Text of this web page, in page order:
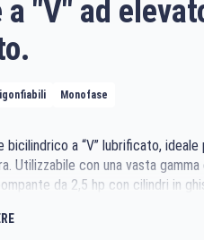
"V" ad
Monofase
bicilindrico a “V” lubrificato, ideale
Utilizzabile con una vasta
da 2,5 hp con cilindri in
9 litri. La maniglia estensibile e le